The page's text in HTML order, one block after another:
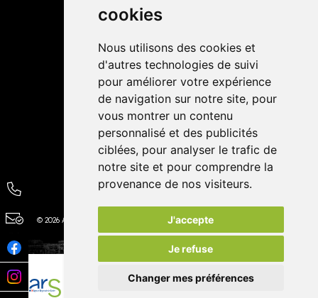
cookies
Nous utilisons des cookies et
d'autres technologies de suivi
pour améliorer votre expérience
de navigation sur notre site, pour
vous montrer un contenu
personnalisé et des publicités
ciblées, pour analyser le trafic de
notre site et pour comprendre la
provenance de nos visiteurs.
J'accepte
Je refuse
Changer mes préférences
4,4 / 5 65 avis
© 2026 Autour de la Pharmacie Tous droits réservés